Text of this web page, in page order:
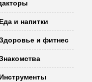
Еда и напитки
и фитнес
Инструменты